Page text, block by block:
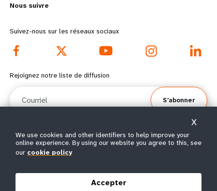
o
r
e
f
o
t
e
d
o
t
e
r
m
Nous suivre
Suivez-nous sur les réseaux sociaux
Rejoignez notre liste de diffusion
S'abonner
© Tous droits réservés 2026.
We use cookies and other identifiers to help improve your
online experience. By using our website you agree to this, see
our cookie policy
Accepter
X